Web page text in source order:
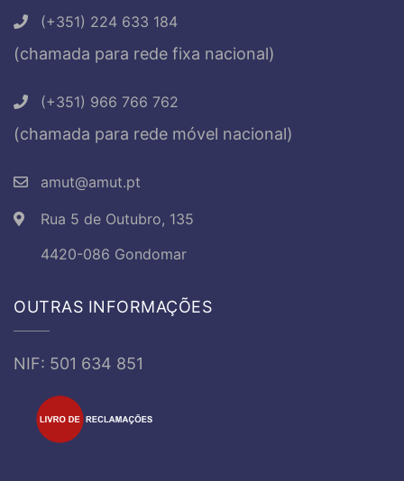
(+351) 224 633 184
(chamada para rede fixa nacional)
(+351) 966 766 762
(chamada para rede móvel nacional)
amut@amut.pt
Rua 5 de Outubro, 135
4420-086 Gondomar
OUTRAS INFORMAÇÕES
NIF: 501 634 851